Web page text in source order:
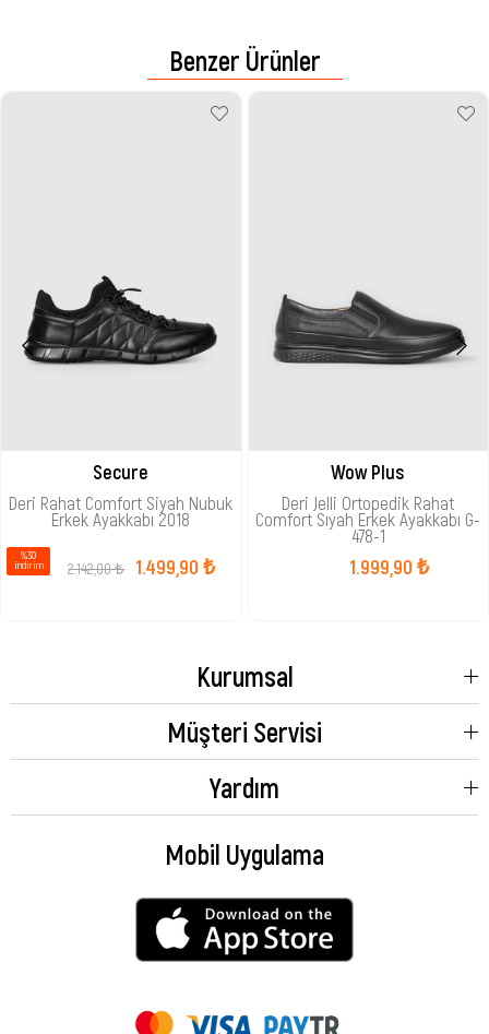
Benzer Ürünler
Secure
Deri Rahat Comfort Siyah Nubuk
Erkek Ayakkabı 2018
1.499,90 ₺
2.142,00 ₺
%30
i̇ndirim
Wow Plus
Deri Jelli Ortopedik Rahat
Comfort Sıyah Erkek Ayakkabı G-
478-1
1.999,90 ₺
Kurumsal
Müşteri Servisi
Yardım
Mobil Uygulama